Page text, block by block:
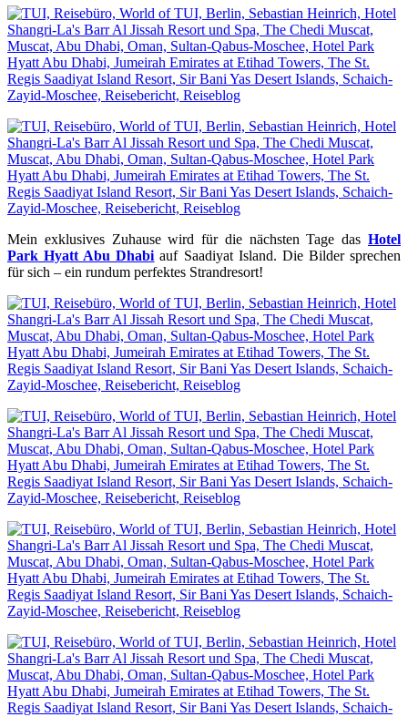
Mein exklusives Zuhause wird für die nächsten Tage das Hotel
Park Hyatt Abu Dhabi auf Saadiyat Island. Die Bilder sprechen
für sich – ein rundum perfektes Strandresort!